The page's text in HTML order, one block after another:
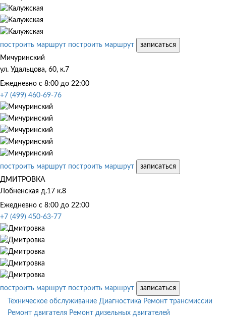
построить маршрут построить маршрут
записаться
Мичуринский
ул. Удальцова, 60, к.7
Ежедневно с 8:00 до 22:00
+7 (499) 460-69-76
построить маршрут построить маршрут
записаться
ДМИТРОВКА
Лобненская д.17 к.8
Ежедневно с 8:00 до 22:00
+7 (499) 450-63-77
построить маршрут построить маршрут
записаться
Техническое обслуживание Диагностика Ремонт трансмиссии
Ремонт двигателя Ремонт дизельных двигателей